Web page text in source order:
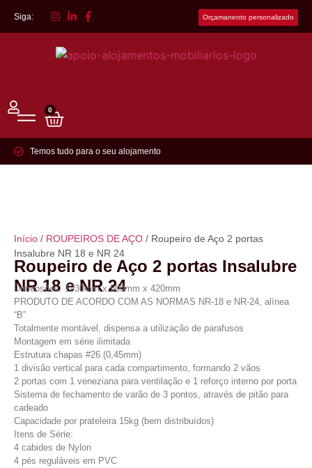
Siga: Orçamanento personalizado
0
Temos tudo para o seu alojamento
Início / ROUPEIROS DE AÇO / Roupeiro de Aço 2 portas
Insalubre NR 18 e NR 24
Roupeiro de Aço 2 portas Insalubre
NR 18 e NR 24
Dimensões: 1930mm x 500mm x 420mm
PRODUTO DE ACORDO COM AS NORMAS NR-18 e NR-24, alínea
“B”
Totalmente montável, dispensa a utilização de parafusos
Montagem em série ilimitada
Estrutura chapas #26 (0,45mm)
1 divisão vertical para cada compartimento, formando 2 vãos
2 portas com 1 veneziana para ventilação e 1 reforço interno por porta
Sistema de fechamento de varão de 3 pontos, através de pitão para
cadeado
Capacidade por prateleira 15kg (bem distribuídos)
Itens de Série:
4 cabides de Nylon
4 pés reguláveis em PVC